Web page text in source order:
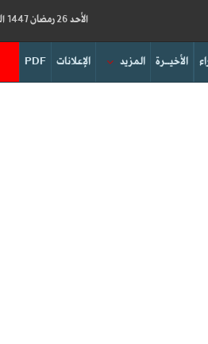
الأحد 26 رمضان 1447 العدد 19210
PDF الإعلانات المزيد الأخيــرة